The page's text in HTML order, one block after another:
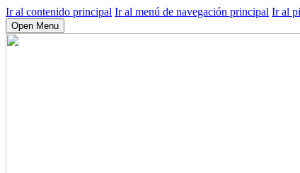
Ir al contenido principal Ir al menú de navegación principal Ir al
Open Menu